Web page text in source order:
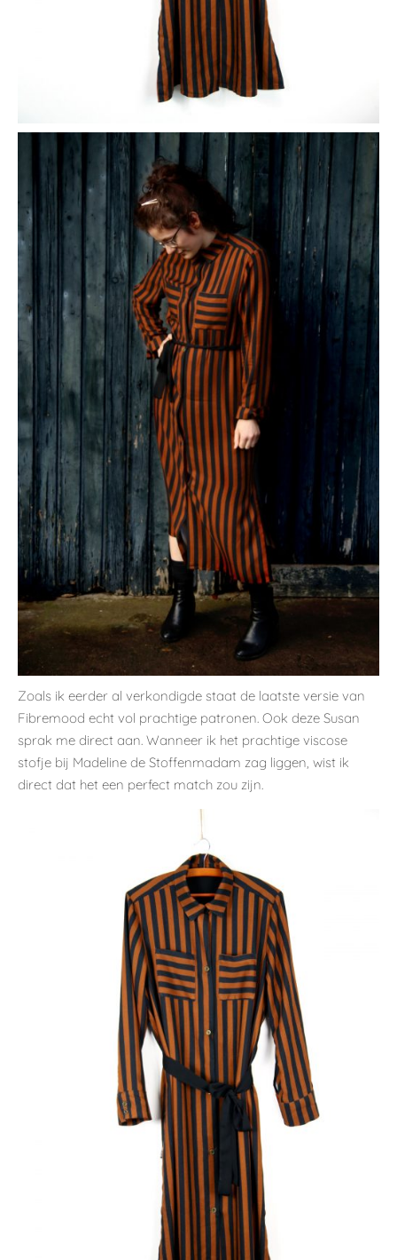
Zoals ik eerder al verkondigde staat de laatste versie van
Fibremood echt vol prachtige patronen. Ook deze Susan
sprak me direct aan. Wanneer ik het prachtige viscose
stofje bij Madeline de Stoffenmadam zag liggen, wist ik
direct dat het een perfect match zou zijn.